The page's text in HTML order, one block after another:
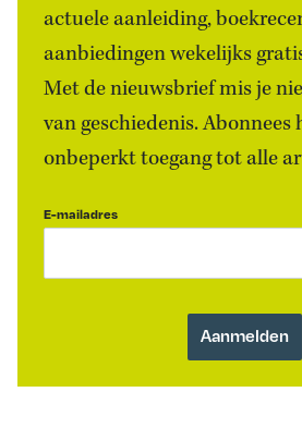
actuele aanleiding,
aanbiedingen wekelijks
Met de nieuwsbrief mis je
van geschiedenis. Abonnees
onbeperkt toegang tot alle
E-mailadres